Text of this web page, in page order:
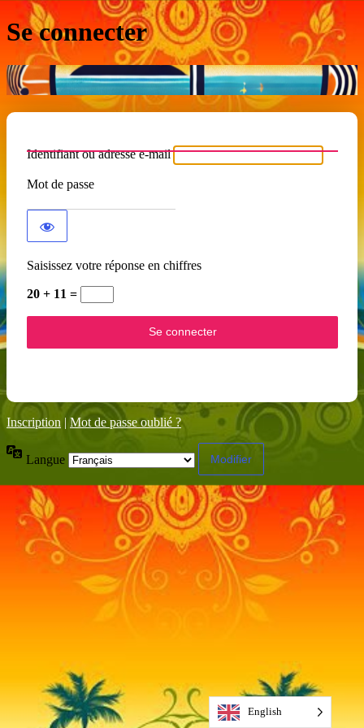
Se connecter
Identifiant ou adresse e-mail
Mot de passe
Saisissez votre réponse en chiffres
20 + 11 =
Inscription | Mot de passe oublié ?
Langue
English